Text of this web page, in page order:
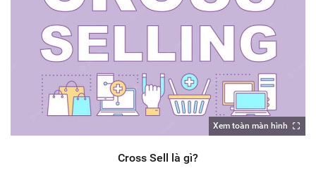
Xem toàn màn hình
Cross Sell là gì?